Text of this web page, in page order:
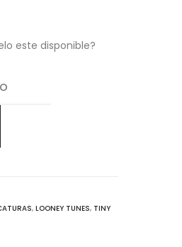
este disponible?
, LOONEY TUNES, TINY